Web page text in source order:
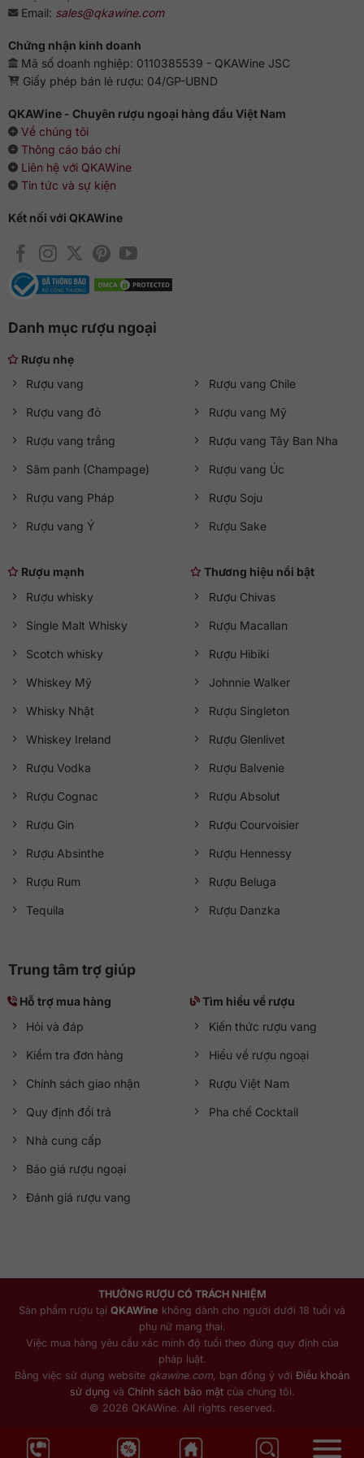
Email: sales@qkawine.com
Chứng nhận kinh doanh
Mã số doanh nghiệp: 0110385539 - QKAWine JSC
Giấy phép bán lẻ rượu: 04/GP-UBND
QKAWine - Chuyên rượu ngoại hàng đầu Việt Nam
Về chúng tôi
Thông cáo báo chí
Liên hệ với QKAWine
Tin tức và sự kiện
Kết nối với QKAWine
Danh mục rượu ngoại
Rượu nhẹ
Rượu vang
Rượu vang đỏ
Rượu vang trắng
Sâm panh (Champage)
Rượu vang Pháp
Rượu vang Ý
Rượu vang Chile
Rượu vang Mỹ
Rượu vang Tây Ban Nha
Rượu vang Úc
Rượu Soju
Rượu Sake
Rượu mạnh
Rượu whisky
Single Malt Whisky
Scotch whisky
Whiskey Mỹ
Whisky Nhật
Whiskey Ireland
Rượu Vodka
Rượu Cognac
Rượu Gin
Rượu Absinthe
Rượu Rum
Tequila
Thương hiệu nổi bật
Rượu Chivas
Rượu Macallan
Rượu Hibiki
Johnnie Walker
Rượu Singleton
Rượu Glenlivet
Rượu Balvenie
Rượu Absolut
Rượu Courvoisier
Rượu Hennessy
Rượu Beluga
Rượu Danzka
Trung tâm trợ giúp
Hỗ trợ mua hàng
Hỏi và đáp
Kiểm tra đơn hàng
Chính sách giao nhận
Quy định đổi trả
Nhà cung cấp
Báo giá rượu ngoại
Đánh giá rượu vang
Tìm hiểu về rượu
Kiến thức rượu vang
Hiểu về rượu ngoại
Rượu Việt Nam
Pha chế Cocktail
THƯỞNG RƯỢU CÓ TRÁCH NHIỆM
Sản phẩm rượu tại QKAWine không dành cho người dưới 18 tuổi và
phụ nữ mang thai.
Việc mua hàng yêu cầu xác minh độ tuổi theo đúng quy định của
pháp luật.
Bằng việc sử dụng website qkawine.com , bạn đồng ý với Điều khoản
sử dụng và Chính sách bảo mậtcủa chúng tôi.
© 2026 QKAWine. All rights reserved.